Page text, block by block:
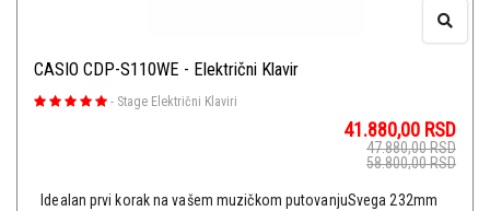
CASIO CDP-S110WE - Električni Klavir
- Stage Električni Klaviri
41.880,00 RSD
47.880,00RSD
58.800,00RSD
Idealan prvi korak na vašem muzičkom putovanjuSvega 232mm